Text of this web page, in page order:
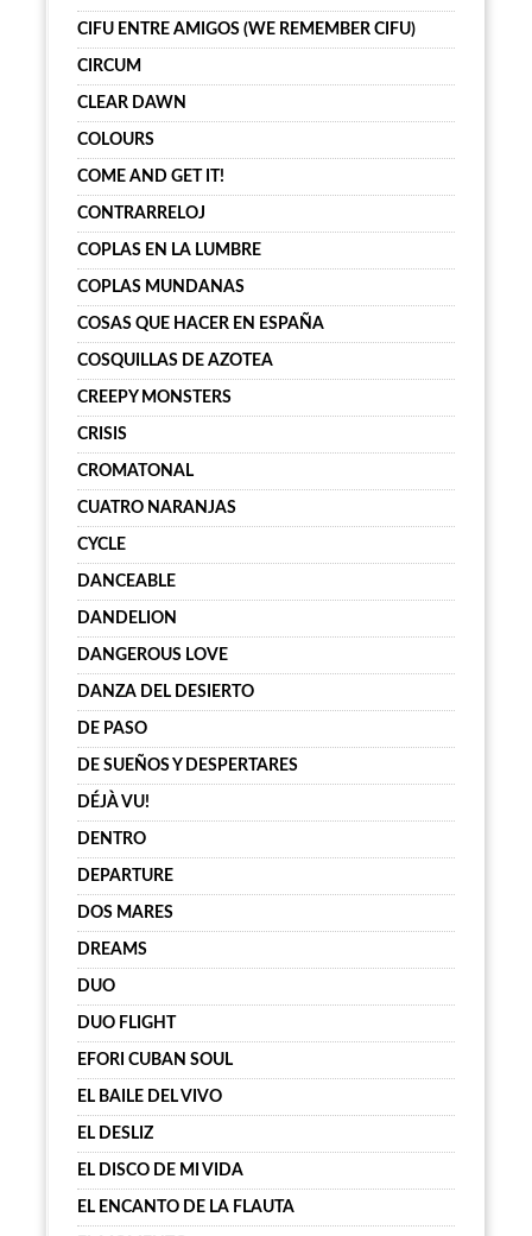
CIFU ENTRE AMIGOS (WE REMEMBER CIFU)
CIRCUM
CLEAR DAWN
COLOURS
COME AND GET IT!
CONTRARRELOJ
COPLAS EN LA LUMBRE
COPLAS MUNDANAS
COSAS QUE HACER EN ESPAÑA
COSQUILLAS DE AZOTEA
CREEPY MONSTERS
CRISIS
CROMATONAL
CUATRO NARANJAS
CYCLE
DANCEABLE
DANDELION
DANGEROUS LOVE
DANZA DEL DESIERTO
DE PASO
DE SUEÑOS Y DESPERTARES
DÉJÀ VU!
DENTRO
DEPARTURE
DOS MARES
DREAMS
DUO
DUO FLIGHT
EFORI CUBAN SOUL
EL BAILE DEL VIVO
EL DESLIZ
EL DISCO DE MI VIDA
EL ENCANTO DE LA FLAUTA